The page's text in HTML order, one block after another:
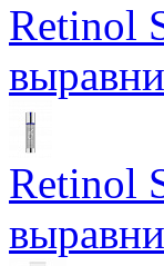
Retinol
Retinol